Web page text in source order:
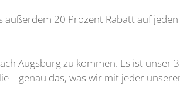
außerdem 20 Prozent Rabatt auf
Augsburg zu kommen. Es ist
– genau das, was wir mit jeder